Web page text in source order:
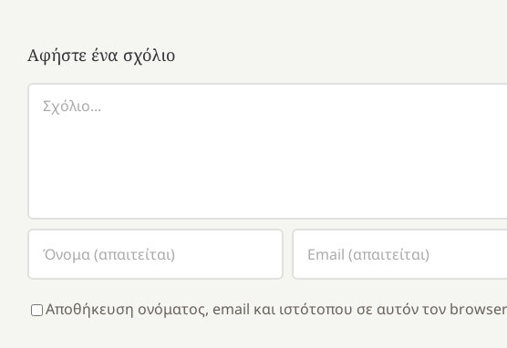
Αφήστε ένα σχόλιο
Αποθήκευση ονόματος, email και ιστότοπου σε αυτόν τον